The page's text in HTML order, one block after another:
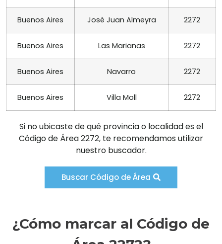
Buenos Aires José Juan Almeyra 2272
Buenos Aires Las Marianas 2272
Buenos Aires Navarro 2272
Buenos Aires Villa Moll 2272
Si no ubicaste de qué provincia o localidad es el
Código de Área 2272, te recomendamos utilizar
nuestro buscador.
Buscar Código de Área
¿Cómo marcar al Código de